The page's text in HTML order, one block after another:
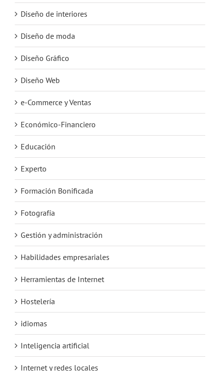
Diseño de interiores
Diseño de moda
Diseño Gráfico
Diseño Web
e-Commerce y Ventas
Económico-Financiero
Educación
Experto
Formación Bonificada
Fotografía
Gestión y administración
Habilidades empresariales
Herramientas de Internet
Hostelería
idiomas
Inteligencia artificial
Internet y redes locales